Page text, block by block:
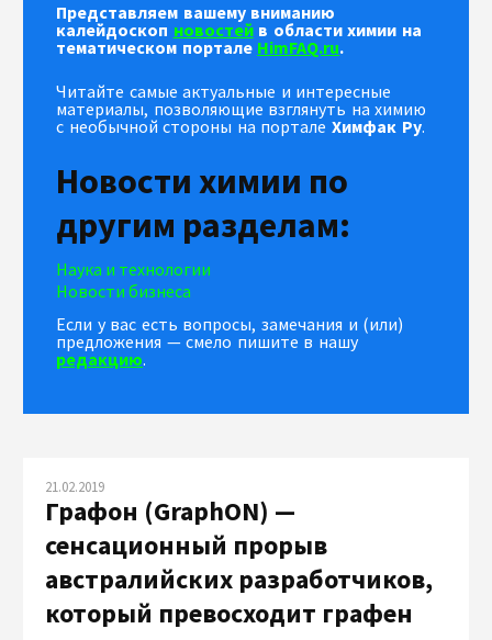
Представляем вашему вниманию
калейдоскоп новостейв области химии на
тематическом портале HimFAQ.ru.
Читайте самые актуальные и интересные
материалы, позволяющие взглянуть на химию
с необычной стороны на порталеХимфак Ру.
Новости химии по
другим разделам:
Наука и технологии
Новости бизнеса
Если у вас есть вопросы, замечания и (или)
предложения — смело пишите в нашу
редакцию.
21.02.2019
Графон (GraphON) —
сенсационный прорыв
австралийских разработчиков,
который превосходит графен